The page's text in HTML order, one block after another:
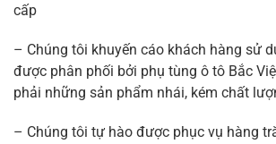
cấp
– Chúng tôi khuyến cáo khách hàng sử
được phân phối bởi phụ tùng ô tô Bắc
phải những sản phẩm nhái, kém chất
– Chúng tôi tự hào được phục vụ hàng